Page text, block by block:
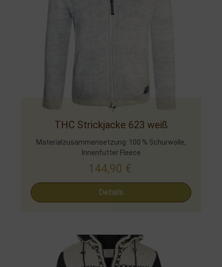
THC Strickjacke 623 weiß
Materialzusammensetzung: 100 % Schurwolle,
Innenfutter Fleece
144,90 €
Details